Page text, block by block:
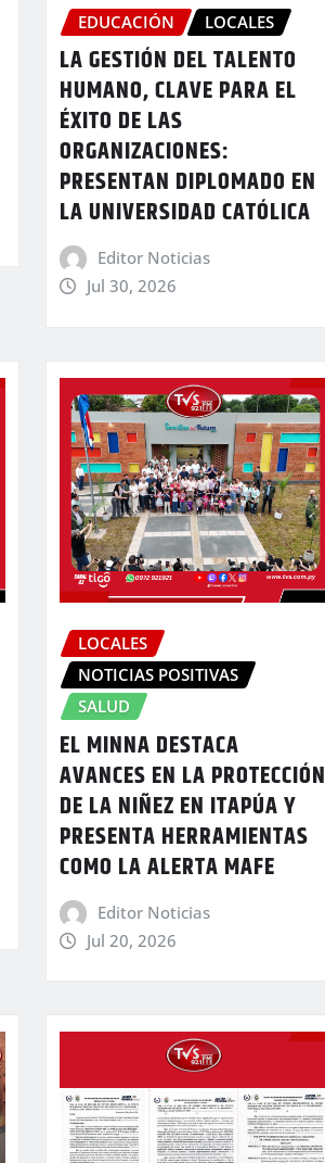
EDUCACIÓN LOCALES
LA GESTIÓN DEL TALENTO
HUMANO, CLAVE PARA EL
ÉXITO DE LAS
ORGANIZACIONES:
PRESENTAN DIPLOMADO EN
LA UNIVERSIDAD CATÓLICA
Editor Noticias
Jul 30, 2026
LOCALES
NOTICIAS POSITIVAS
SALUD
EL MINNA DESTACA
AVANCES EN LA PROTECCIÓN
DE LA NIÑEZ EN ITAPÚA Y
PRESENTA HERRAMIENTAS
COMO LA ALERTA MAFE
Editor Noticias
Jul 20, 2026